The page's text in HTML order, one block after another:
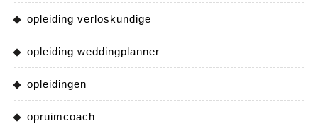
opleiding verloskundige
opleiding weddingplanner
opleidingen
opruimcoach